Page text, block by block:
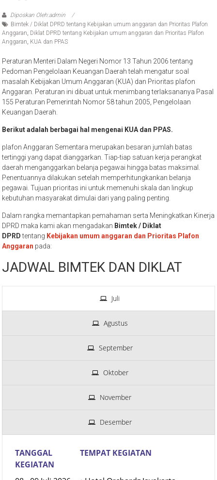
Diposkan Oleh:admin
Bimtek / Diklat DPRD tentang Kebijakan umum anggaran dan Prioritas Plafon
Anggaran, Diklat DPRD tentang Kebijakan umum anggaran dan Prioritas Plafon
Anggaran, KUA dan PPAS
Peraturan Menteri Dalam Negeri Nomor 13 Tahun 2006 tentang
Pedoman Pengelolaan Keuangan Daerah telah mengatur soal
masalah Kebijakan Umum Anggaran (KUA) dan Prioritas plafon
Anggaran. Peraturan ini dibuat untuk menimbang terlaksananya Pasal
155 Peraturan Pemerintah Nomor 58 tahun 2005, Pengelolaan
Keuangan Daerah.
Berikut adalah berbagai hal mengenai KUA dan PPAS.
plafon Anggaran Sementara merupakan besaran jumlah batas
tertinggi yang dapat dianggarkan. Tiap-tiap satuan kerja perangkat
daerah menganggarkan belanja pegawai hingga batas maksimal.
Penentuannya dilakukan setelah memperhitungkankan belanja
pegawai. Tujuan prioritas ini untuk memenuhi skala dan lingkup
kebutuhan masyarakat dimulai dari yang paling penting.
Dalam rangka memantapkan pemahaman serta Meningkatkan Kinerja
DPRD maka kami akan mengadakan Bimtek / Diklat
DPRDtentang Kebijakan umum anggaran dan Prioritas Plafon
Anggaran pada:
JADWAL BIMTEK DAN DIKLAT
Juli
Agustus
September
Oktober
November
Desember
TANGGAL
KEGIATAN
TEMPAT KEGIATAN